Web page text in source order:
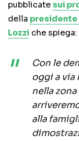
pubblicate sui
della presidente
Lozzi che spiega:
Con le
oggi a via
nella zona
alla